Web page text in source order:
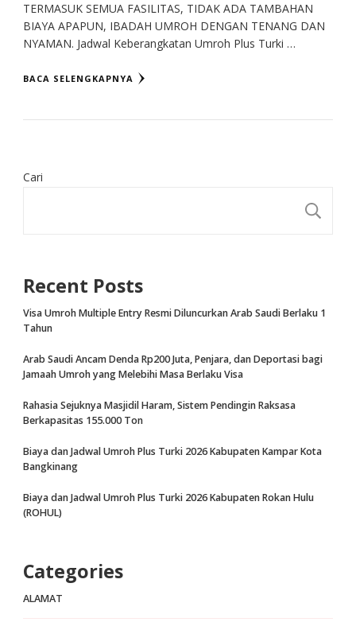
TERMASUK SEMUA FASILITAS, TIDAK ADA TAMBAHAN
BIAYA APAPUN, IBADAH UMROH DENGAN TENANG DAN
NYAMAN. Jadwal Keberangkatan Umroh Plus Turki …
BACA SELENGKAPNYA
Cari
Recent Posts
Visa Umroh Multiple Entry Resmi Diluncurkan Arab Saudi Berlaku 1
Tahun
Arab Saudi Ancam Denda Rp200 Juta, Penjara, dan Deportasi bagi
Jamaah Umroh yang Melebihi Masa Berlaku Visa
Rahasia Sejuknya Masjidil Haram, Sistem Pendingin Raksasa
Berkapasitas 155.000 Ton
Biaya dan Jadwal Umroh Plus Turki 2026 Kabupaten Kampar Kota
Bangkinang
Biaya dan Jadwal Umroh Plus Turki 2026 Kabupaten Rokan Hulu
(ROHUL)
Categories
ALAMAT